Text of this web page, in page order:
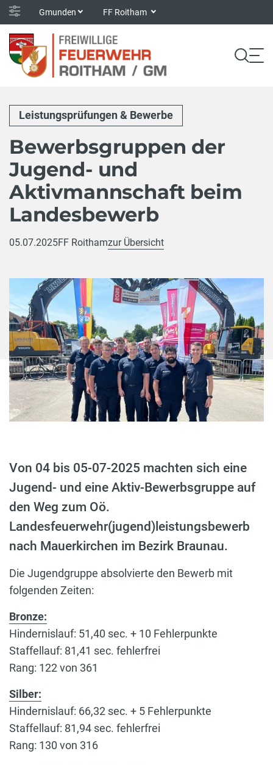
Gmunden FF Roitham
Leistungsprüfungen & Bewerbe
Bewerbsgruppen der
Jugend- und
Aktivmannschaft beim
Landesbewerb
05.07.2025FF Roithamzur Übersicht
Von 04 bis 05-07-2025 machten sich eine
Jugend- und eine Aktiv-Bewerbsgruppe auf
den Weg zum Oö.
Landesfeuerwehr(jugend)leistungsbewerb
nach Mauerkirchen im Bezirk Braunau.
Die Jugendgruppe absolvierte den Bewerb mit
folgenden Zeiten:
Bronze:
Hindernislauf: 51,40 sec. + 10 Fehlerpunkte
Staffellauf: 81,41 sec. fehlerfrei
Rang: 122 von 361
Silber:
Hindernislauf: 66,32 sec. + 5 Fehlerpunkte
Staffellauf: 81,94 sec. fehlerfrei
Rang: 130 von 316